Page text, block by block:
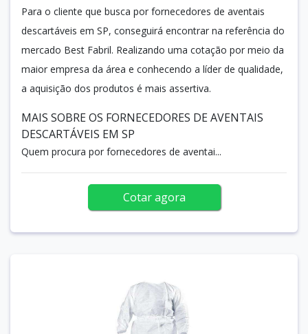
Para o cliente que busca por fornecedores de aventais
descartáveis em SP, conseguirá encontrar na referência do
mercado Best Fabril. Realizando uma cotação por meio da
maior empresa da área e conhecendo a líder de qualidade,
a aquisição dos produtos é mais assertiva.
MAIS SOBRE OS FORNECEDORES DE AVENTAIS
DESCARTÁVEIS EM SP
Quem procura por fornecedores de aventai...
Cotar agora